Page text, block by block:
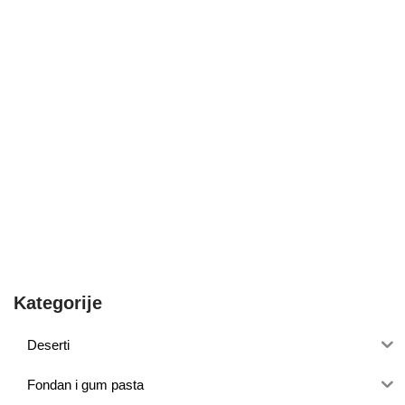
Kategorije
Deserti
Fondan i gum pasta